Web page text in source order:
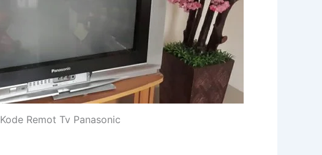
Kode Remot Tv Panasonic